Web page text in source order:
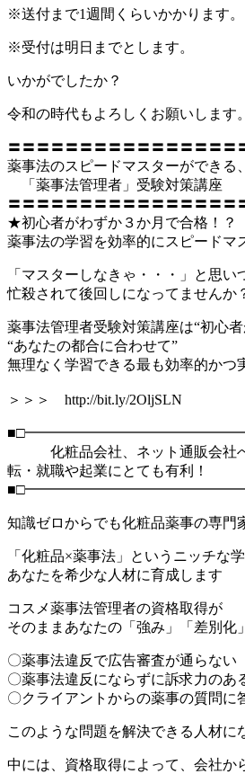
※送付まで1週間くらいかかります。
※受付は明日までとします。
いかがでしたか？
令和の時代もよろしくお願いします。
〓〓〓〓〓〓〓〓〓〓〓〓〓〓〓〓
薬事法のスピードマスターができる、
「薬事法管理者」受験対策講座
〓〓〓〓〓〓〓〓〓〓〓〓〓〓〓〓
★初心者がわずか３か月で合格！？
薬事法の学習を効率的にスピードマ
「マスターしなきゃ・・・」と思い
忙殺されて後回しになってませんか
薬事法管理者受験対策講座は“初心
“あなたの都合に合わせて”
無理なく学習できる最も効率的かつ
＞＞＞ http://bit.ly/2OljSLN
化粧品会社、ネット通販会社
転・就職や起業にとても有
知識ゼロからでも化粧品薬事の専門
「化粧品×薬事法」というニッチな
あなたを希少な人材に育成します
コスメ薬事法管理者の資格取得が
そのままあなたの「強み」「差別化
〇薬事法違反で広告審査が通らない
〇薬事法違反にならずに訴求力のあ
〇クライアントからの薬事の質問に
このような問題を解決できる人材に
中には、資格取得によって、会社か